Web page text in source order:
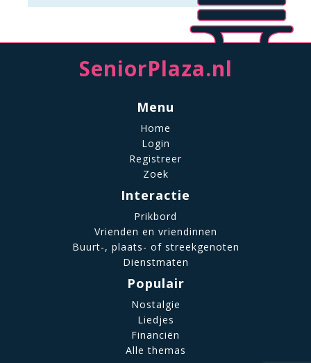
SeniorPlaza.nl
Menu
Home
Login
Registreer
Zoek
Interactie
Prikbord
Vrienden en vriendinnen
Buurt-, plaats- of streekgenoten
Dienstmaten
Populair
Nostalgie
Liedjes
Financiën
Alle themas